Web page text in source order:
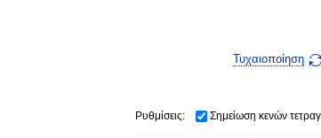
Τυχαιοποίηση
Ρυθμίσεις: Σημείωση κενών